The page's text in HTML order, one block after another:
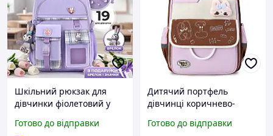
Шкільний рюкзак для
дівчинки фіолетовий у
брелком-зайчиком,
Готово до відправки
Дитячий портфель
дівчинці коричнево-
молодших класів
Готово до відправки